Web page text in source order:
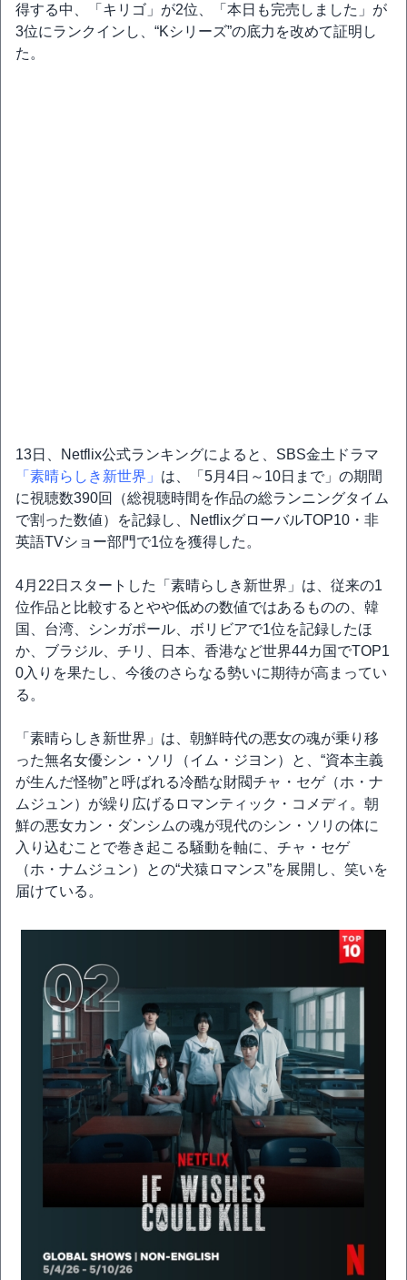
得する中、「キリゴ」が2位、「本日も完売しました」が
3位にランクインし、“Kシリーズ”の底力を改めて証明し
た。
13日、Netflix公式ランキングによると、SBS金土ドラマ
「素晴らしき新世界」 は、「5月4日～10日まで」の期間
に視聴数390回（総視聴時間を作品の総ランニングタイム
で割った数値）を記録し、NetflixグローバルTOP10・非
英語TVショー部門で1位を獲得した。
4月22日スタートした「素晴らしき新世界」は、従来の1
位作品と比較するとやや低めの数値ではあるものの、韓
国、台湾、シンガポール、ボリビアで1位を記録したほ
か、ブラジル、チリ、日本、香港など世界44カ国でTOP1
0入りを果たし、今後のさらなる勢いに期待が高まってい
る。
「素晴らしき新世界」は、朝鮮時代の悪女の魂が乗り移
った無名女優シン・ソリ（イム・ジヨン）と、“資本主義
が生んだ怪物”と呼ばれる冷酷な財閥チャ・セゲ（ホ・ナ
ムジュン）が繰り広げるロマンティック・コメディ。朝
鮮の悪女カン・ダンシムの魂が現代のシン・ソリの体に
入り込むことで巻き起こる騒動を軸に、チャ・セゲ
（ホ・ナムジュン）との“犬猿ロマンス”を展開し、笑いを
届けている。